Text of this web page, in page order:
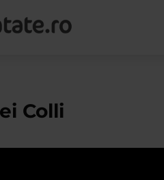
Colli